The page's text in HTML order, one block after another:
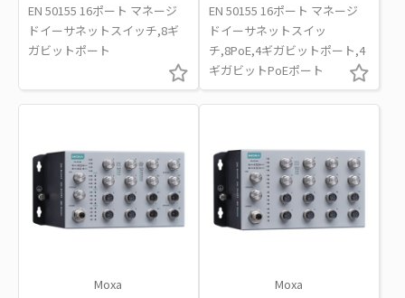
EN 50155 16ポート マネージ
ドイーサネットスイッチ,8ギ
ガビットポート
EN 50155 16ポート マネージ
ドイーサネットスイッ
チ,8PoE,4ギガビットポート,4
ギガビットPoEポート
Moxa Moxa